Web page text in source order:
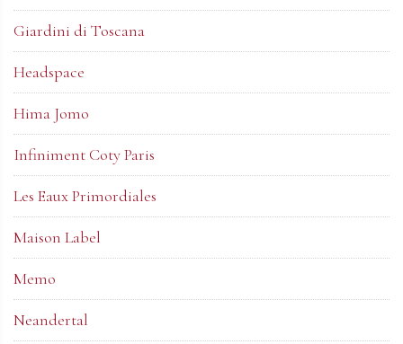
Giardini di Toscana
Headspace
Hima Jomo
Infiniment Coty Paris
Les Eaux Primordiales
Maison Label
Memo
Neandertal